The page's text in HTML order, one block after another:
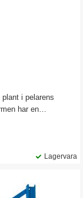
i pelarens
har en
200 mm. Den övre
topp.
Lagervara